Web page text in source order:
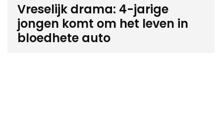
Vreselijk drama: 4-jarige
jongen komt om het leven in
bloedhete auto